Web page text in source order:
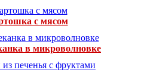
с мясом
в микроволновке